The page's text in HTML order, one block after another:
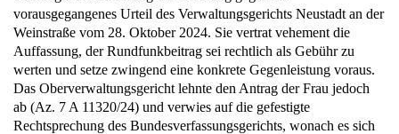
vorausgegangenes Urteil des Verwaltungsgerichts Neustadt an der
Weinstraße vom 28. Oktober 2024. Sie vertrat vehement die
Auffassung, der Rundfunkbeitrag sei rechtlich als Gebühr zu
werten und setze zwingend eine konkrete Gegenleistung voraus.
Das Oberverwaltungsgericht lehnte den Antrag der Frau jedoch
ab (Az. 7 A 11320/24) und verwies auf die gefestigte
Rechtsprechung des Bundesverfassungsgerichts, wonach es sich